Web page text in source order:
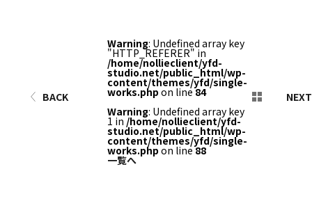
BACK
Warning: Undefined array key
"HTTP_REFERER" in
/home/nollieclient/yfd-
studio.net/public_html/wp-
content/themes/yfd/single-
works.php on line84
Warning: Undefined array key
1 in /home/nollieclient/yfd-
studio.net/public_html/wp-
content/themes/yfd/single-
works.php on line88
一覧へ
NEXT